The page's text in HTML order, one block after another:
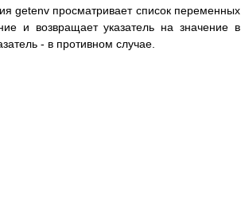
getenv просматривает список переменных
и возвращает указатель на значение в
- в противном случае.